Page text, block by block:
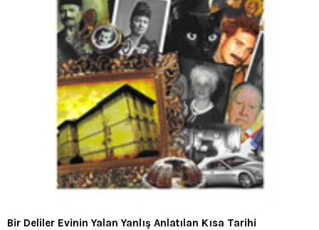
Bir Deliler Evinin Yalan Yanlış Anlatılan Kısa Tarihi